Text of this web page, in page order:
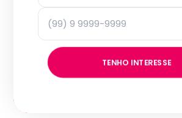
TENHO INTERESSE